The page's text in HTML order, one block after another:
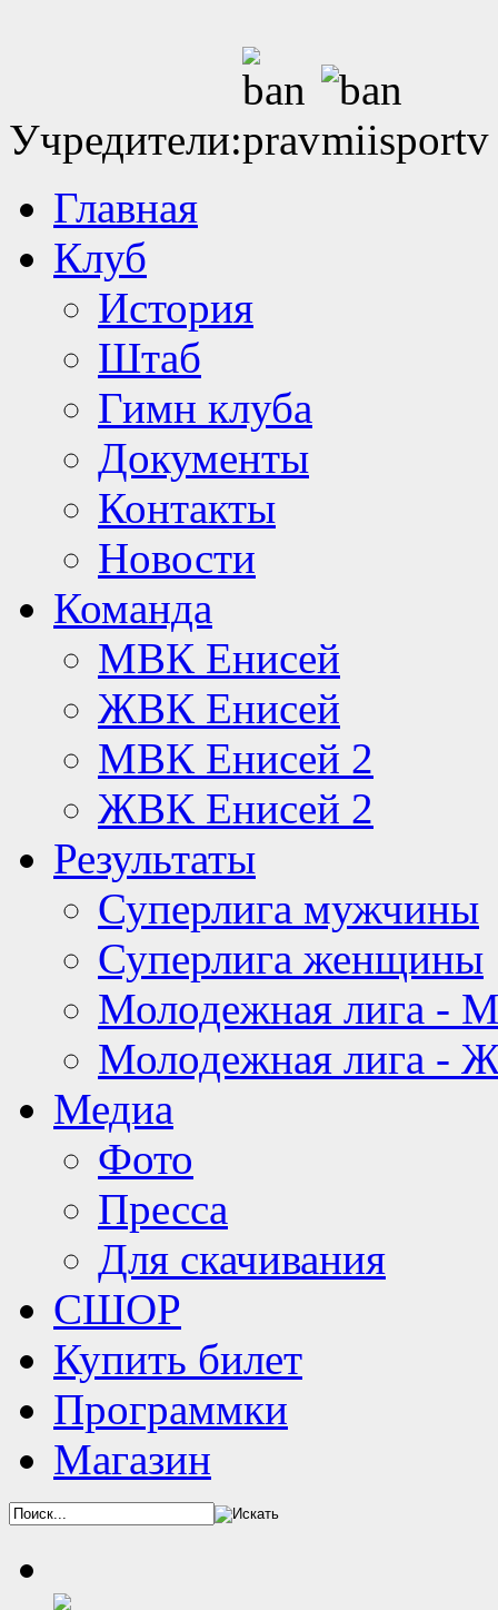
Учредители:
Главная
Клуб
История
Штаб
Гимн клуба
Документы
Контакты
Новости
Команда
МВК Енисей
ЖВК Енисей
МВК Енисей 2
ЖВК Енисей 2
Результаты
Суперлига мужчины
Суперлига женщины
Молодежная лига -
Молодежная лига -
Медиа
Фото
Пресса
Для скачивания
СШОР
Купить билет
Программки
Магазин